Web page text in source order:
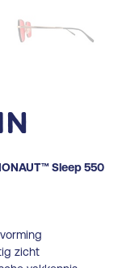
Sleep 550
zicht